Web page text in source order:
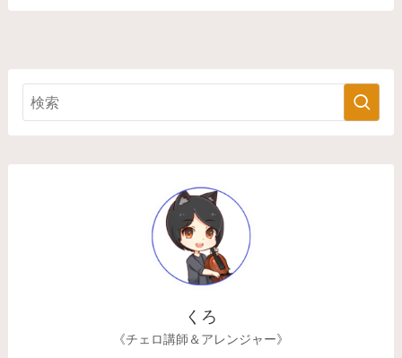
くろ
《チェロ講師＆アレンジャー》